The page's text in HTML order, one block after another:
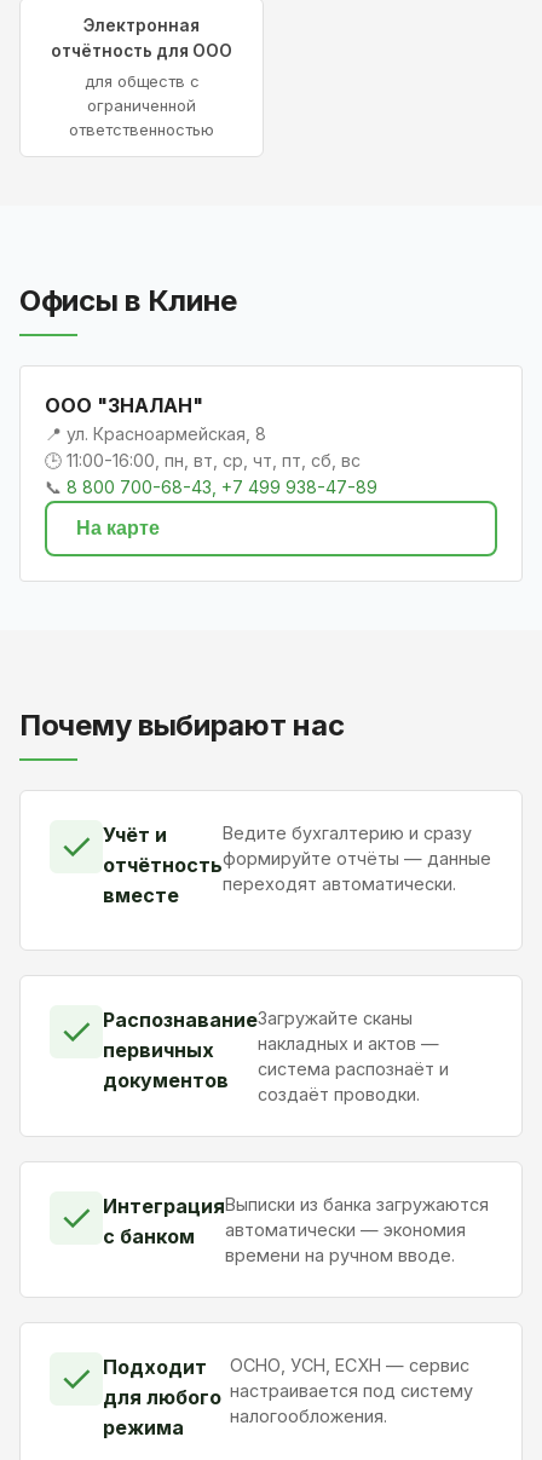
Электронная
отчётность для ООО
для обществ с
ограниченной
ответственностью
Офисы в Клине
ООО "ЗНАЛАН"
📍 ул. Красноармейская, 8
🕒 11:00-16:00, пн, вт, ср, чт, пт, сб, вс
📞 8 800 700-68-43, +7 499 938-47-89
На карте
Почему выбирают нас
✓ Учёт и
отчётность
вместе
Ведите бухгалтерию и сразу
формируйте отчёты — данные
переходят автоматически.
✓ Распознавание
первичных
документов
Загружайте сканы
накладных и актов —
система распознаёт и
создаёт проводки.
✓ Интеграция
с банком
Выписки из банка загружаются
автоматически — экономия
времени на ручном вводе.
✓ Подходит
для любого
режима
ОСНО, УСН, ЕСХН — сервис
настраивается под систему
налогообложения.